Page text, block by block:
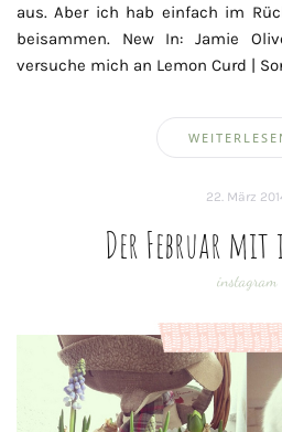
aus. Aber ich hab einfach im
beisammen. New In: Jamie
versuche mich an Lemon Curd |
22. März
Der Februar
instagram